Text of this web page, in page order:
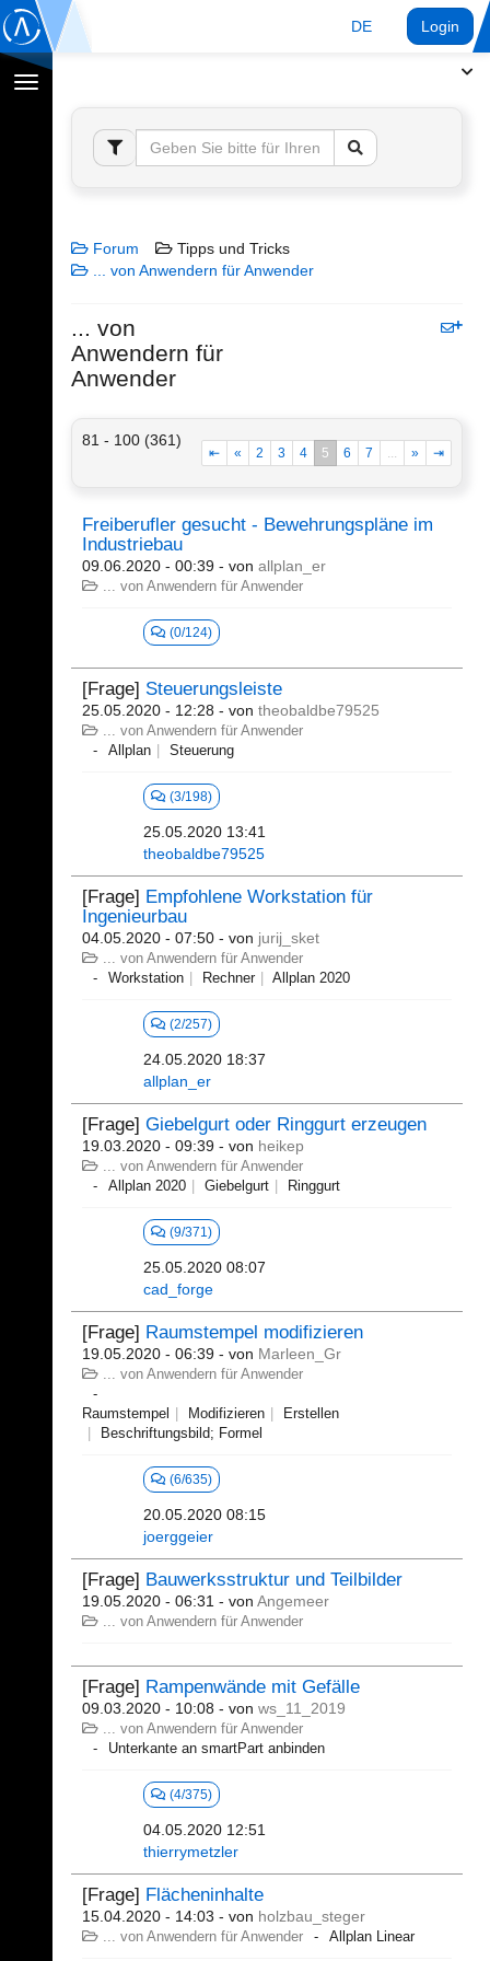
DE Login
Navigation
umschalten
Forum
Tipps und Tricks
... von Anwendern für Anwender
... von
Anwendern für
Anwender
81 - 100 (361)
⇤ « 2 3 4 5 6 7 ... » ⇥
Freiberufler gesucht - Bewehrungspläne im
Industriebau
09.06.2020 - 00:39 - von allplan_er
... von Anwendern für Anwender
(0/124)
[Frage] Steuerungsleiste
25.05.2020 - 12:28 - von theobaldbe79525
... von Anwendern für Anwender
Allplan
Steuerung
(3/198)
25.05.2020 13:41
theobaldbe79525
[Frage] Empfohlene Workstation für
Ingenieurbau
04.05.2020 - 07:50 - von jurij_sket
... von Anwendern für Anwender
Workstation
Rechner Allplan 2020
(2/257)
24.05.2020 18:37
allplan_er
[Frage] Giebelgurt oder Ringgurt erzeugen
19.03.2020 - 09:39 - von heikep
... von Anwendern für Anwender
Allplan 2020
Giebelgurt Ringgurt
(9/371)
25.05.2020 08:07
cad_forge
[Frage] Raumstempel modifizieren
19.05.2020 - 06:39 - von Marleen_Gr
... von Anwendern für Anwender
Raumstempel Modifizieren
Erstellen
Beschriftungsbild; Formel
(6/635)
20.05.2020 08:15
joerggeier
[Frage] Bauwerksstruktur und Teilbilder
19.05.2020 - 06:31 - von Angemeer
... von Anwendern für Anwender
[Frage] Rampenwände mit Gefälle
09.03.2020 - 10:08 - von ws_11_2019
... von Anwendern für Anwender
Unterkante an smartPart anbinden
(4/375)
04.05.2020 12:51
thierrymetzler
[Frage] Flächeninhalte
15.04.2020 - 14:03 - von holzbau_steger
... von Anwendern für Anwender Allplan Linear